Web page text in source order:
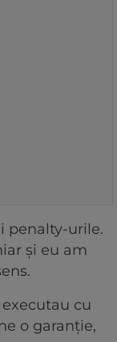
penalty-urile.
și eu am
cu
o garanție,